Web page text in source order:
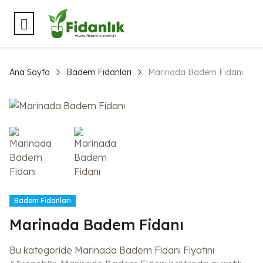
Ana Sayfa Badem Fidanları Marinada Badem Fidanı
Badem Fidanları
Marinada Badem Fidanı
Bu kategoride Marinada Badem Fidanı Fiyatını